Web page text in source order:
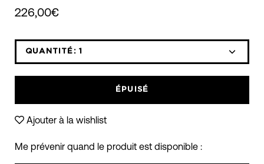
226,00€
QUANTITÉ: 1
ÉPUISÉ
Ajouter à la wishlist
Me prévenir quand le produit est disponible :